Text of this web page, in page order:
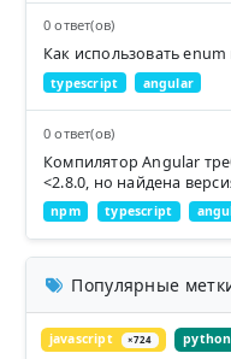
0 ответ(ов)
Как использовать
typescript angular
0 ответ(ов)
Компилятор Angular
<2.8.0, но найдена
npm typescript
Популярные
javascript ×724 python